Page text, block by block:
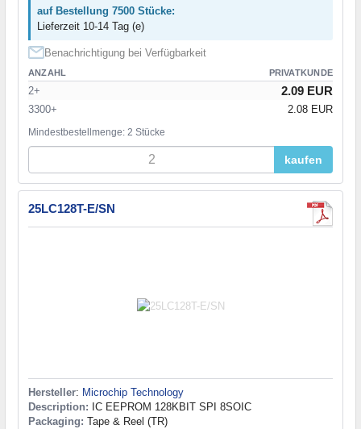
auf Bestellung 7500 Stücke:
Lieferzeit 10-14 Tag (e)
Benachrichtigung bei Verfügbarkeit
ANZAHL PRIVATKUNDE
2+ 2.09 EUR
3300+ 2.08 EUR
Mindestbestellmenge: 2 Stücke
kaufen
25LC128T-E/SN
Hersteller: Microchip Technology
Description: IC EEPROM 128KBIT SPI 8SOIC
Packaging: Tape & Reel (TR)